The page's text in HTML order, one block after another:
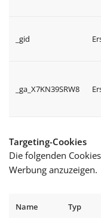
_gid
_ga_X7KN39SRW8
Targeting-Cookies
Die folgenden
Werbung anzuzeigen.
Name Typ